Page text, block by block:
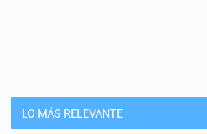
LO MÁS RELEVANTE